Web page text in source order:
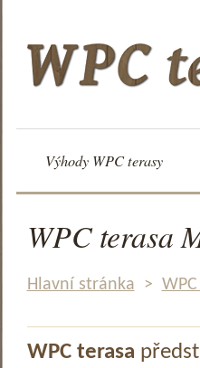
Výhody WPC terasy
WPC terasa
Hlavní stránka >
WPC terasa